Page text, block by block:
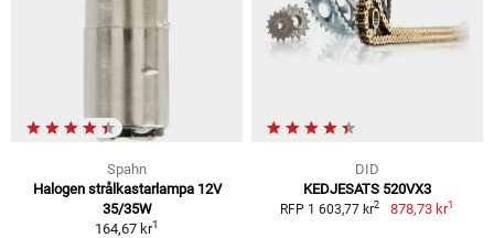
Spahn
Halogen strålkastarlampa 12V
35/35W
164,67 kr1
DID
KEDJESATS 520VX3
RFP 1 603,77 kr2 878,73 kr1